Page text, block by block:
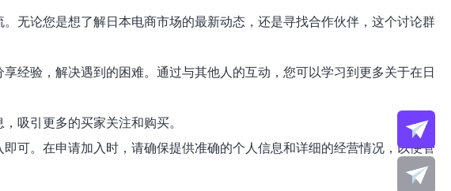
无论您是想了解日本电商市场的最新动态，还是寻找合作伙伴，这个讨论群
经验，解决遇到的困难。通过与其他人的互动，您可以学习到更多关于在日
吸引更多的买家关注和购买。
可。在申请加入时，请确保提供准确的个人信息和详细的经营情况，以便管